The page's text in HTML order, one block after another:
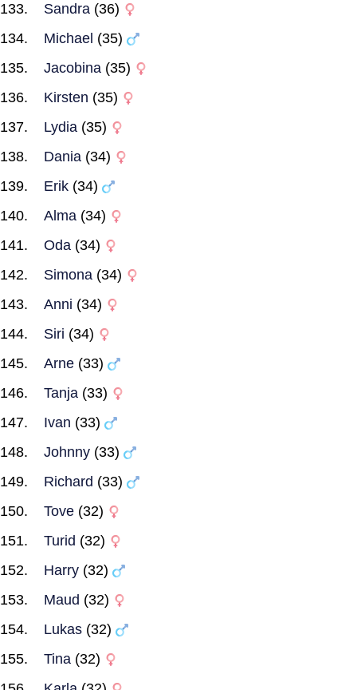
Sandra (36)
Michael (35)
Jacobina (35)
Kirsten (35)
Lydia (35)
Dania (34)
Erik (34)
Alma (34)
Oda (34)
Simona (34)
Anni (34)
Siri (34)
Arne (33)
Tanja (33)
Ivan (33)
Johnny (33)
Richard (33)
Tove (32)
Turid (32)
Harry (32)
Maud (32)
Lukas (32)
Tina (32)